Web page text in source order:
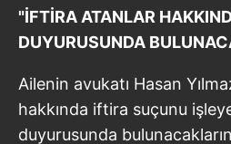
"İFTİRA ATANLAR
DUYURUSUNDA
Ailenin avukatı Hasan
hakkında iftira suçunu
duyurusunda